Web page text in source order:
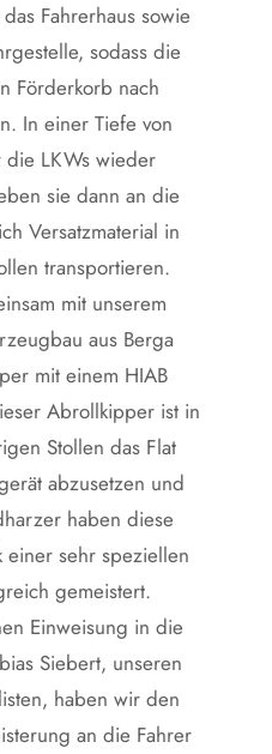
Fahrerhaus sowie
sodass die
Förderkorb nach
In einer Tiefe von
LKWs wieder
sie dann an die
Versatzmaterial in
transportieren.
mit unserem
aus Berga
mit einem HIAB
Abrollkipper ist in
Stollen das Flat
abzusetzen und
haben diese
sehr speziellen
gemeistert.
Einweisung in die
Siebert, unseren
haben wir den
an die Fahrer